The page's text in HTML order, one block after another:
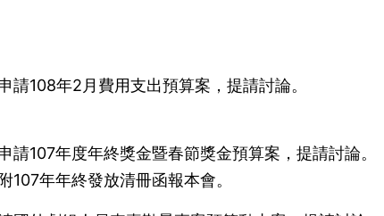
108年2月費用支出預算案，提請討論。
107年度年終獎金暨春節獎金預算案，提請討論。
年年終發放清冊函報本會。